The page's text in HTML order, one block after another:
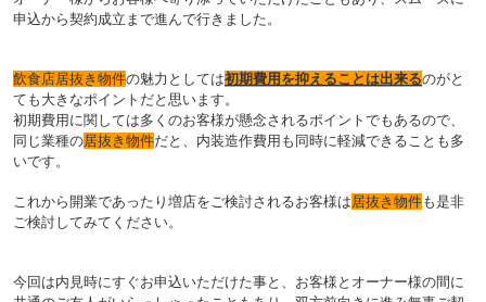
申込から契約成立まで進んで行きました。
飲食店居抜き物件の魅力としては初期費用を抑えることは出来るのがと
ても大きなポイントだと思います。
初期費用に関しては多くのお客様が懸念されるポイントでもあるので、
同じ業種の居抜き物件だと、内装造作費用も同時に軽減できることも多
いです。
これから開業であったり増店をご検討されるお客様は 居抜き物件も是非
ご検討してみてください。
今回は内見時にすぐお申込いただけた事と、お客様とオーナー様の間に